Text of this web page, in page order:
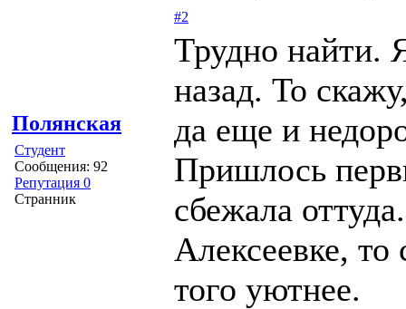
Полянская
Студент
Сообщения: 92
Репутация 0
Странник
#2
Трудно найти.
назад. То
да еще и
Пришлось
сбежала
Алексеевке, то
того уютнее.